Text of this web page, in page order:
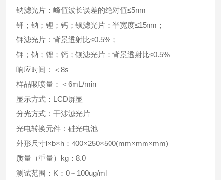
钠滤光片：峰值波长误差的绝对值≤5nm
钾；钠；锂；钙；钡滤光片：半宽度≤15nm；
钾滤光片：背景透射比≤0.5%；
钾；钠；锂；钙；钡滤光片：背景透射比≤0.5%
响应时间：＜8s
样品吸喷量：＜6mL/min
显示方式：LCD屏显
分光方式：干涉滤光片
光电转换元件：硅光电池
外形尺寸l×b×h：400×250×500(mm×mm×mm)
质量（重量）kg：8.0
测试范围：K：0～100ug/ml